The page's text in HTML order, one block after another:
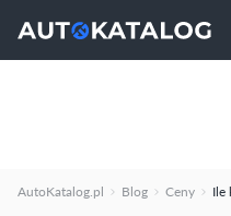
AutoKatalog.pl Blog Ceny